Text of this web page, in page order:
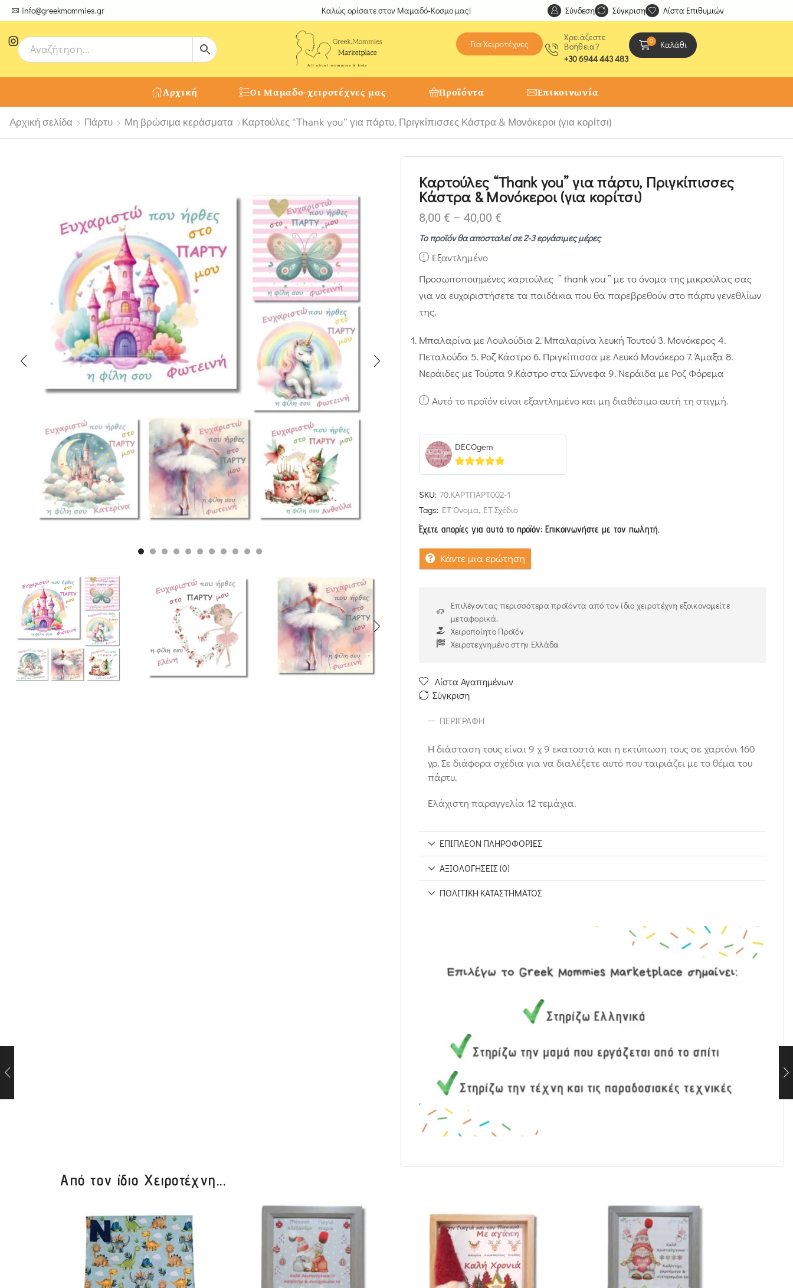
info@greekmommies.gr
μοναδικές δημιουργίες από τους Χειροτέχνες μας! Καλώς ορίσατε στον Μαμαδό-Κοσμο μας! Ανακαλύψτε μοναδικές δημιουργίες από τους
Σύνδεση Σύγκριση Λίστα Επιθυμιών
Για Χειροτέχνες
Χρειάζεστε
Βοήθεια?
+30 6944 443 483
0 Καλάθι
Αρχική Οι Μαμαδο-χειροτέχνες μας Προϊόντα Επικοινωνία
Αρχική σελίδα Πάρτυ Μη βρώσιμα κεράσματα Καρτούλες “Thank you” για πάρτυ, Πριγκίπισσες Κάστρα & Μονόκεροι (για κορίτσι)
Καρτούλες “Thank you” για πάρτυ, Πριγκίπισσες
Κάστρα & Μονόκεροι (για κορίτσι)
8,00 € – 40,00 €
Το προϊόν θα αποσταλεί σε 2-3 εργάσιμες μέρες
Εξαντλημένο
Προσωποποιημένες καρτούλες ” thank you ” με το όνομα της μικρούλας σας
για να ευχαριστήσετε τα παιδάκια που θα παρεβρεθούν στο πάρτυ γενεθλίων
της.
Μπαλαρίνα με Λουλούδια 2. Μπαλαρίνα λευκή Τουτού 3. Μονόκερος 4.
Πεταλούδα 5. Ροζ Κάστρο 6. Πριγκίπισσα με Λευκό Μονόκερο 7. Άμαξα 8.
Νεράιδες με Τούρτα 9.Κάστρο στα Σύννεφα 9. Νεράιδα με Ροζ Φόρεμα
Αυτό το προϊόν είναι εξαντλημένο και μη διαθέσιμο αυτή τη στιγμή.
DECOgem
5out of 5
SKU: 70.ΚΑΡΤΠΑΡΤ002-1
Tags: ΕΤ Όνομα, ΕΤ Σχέδιο
Έχετε απορίες για αυτό το προϊόν; Επικοινωνήστε με τον πωλητή.
Κάντε μια ερώτηση
Επιλέγοντας περισσότερα προϊόντα από τον ίδιο χειροτέχνη εξοικονομείτε
μεταφορικά.
Χειροποίητο Προϊόν
Χειροτεχνημένο στην Ελλάδα
Λίστα Αγαπημένων
Σύγκριση
ΠΕΡΙΓΡΑΦΉ
Η διάσταση τους είναι 9 χ 9 εκατοστά και η εκτύπωση τους σε χαρτόνι 160
γρ. Σε διάφορα σχέδια για να διαλέξετε αυτό που ταιριάζει με το θέμα του
πάρτυ.
Ελάχιστη παραγγελία 12 τεμάχια.
ΕΠΙΠΛΈΟΝ ΠΛΗΡΟΦΟΡΊΕΣ
ΑΞΙΟΛΟΓΉΣΕΙΣ (0)
ΠΟΛΙΤΙΚΉ ΚΑΤΑΣΤΉΜΑΤΟΣ
Από τον ίδιο Χειροτέχνη...